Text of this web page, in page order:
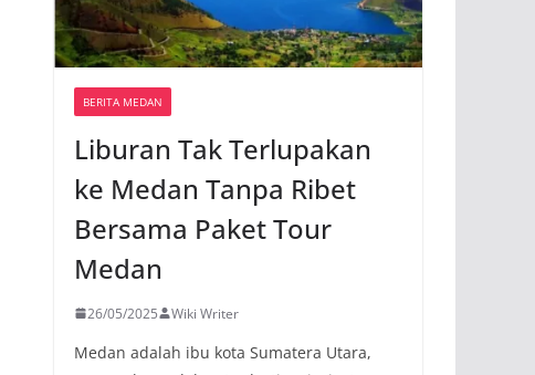
BERITA MEDAN
Liburan Tak Terlupakan
ke Medan Tanpa Ribet
Bersama Paket Tour
Medan
26/05/2025 Wiki Writer
Medan adalah ibu kota Sumatera Utara,